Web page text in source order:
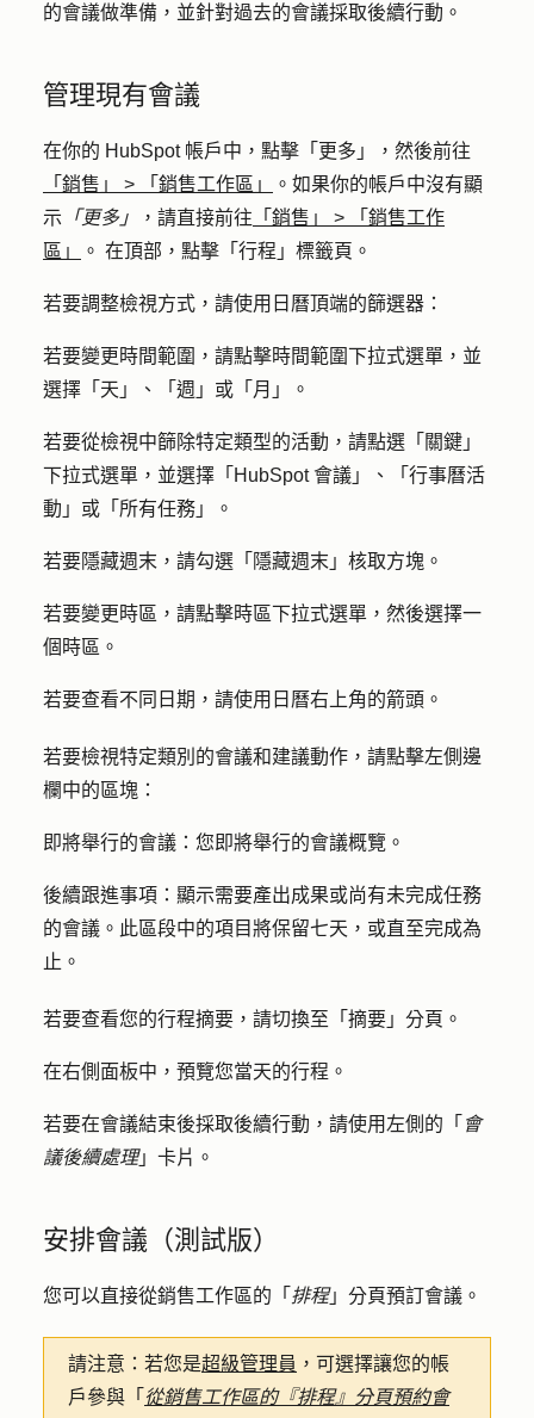
的會議做準備，並針對過去的會議採取後續行動。
管理現有會議
在你的 HubSpot 帳戶中，點擊 「更多」
，然後前往
「銷售」
> 「銷售工作區」
。如果你的帳戶中沒有顯
示 「更多」 ，請直接前往 「銷售」 >
「銷售工作
區」
。 在頂部，點擊「 行程 」標籤頁。
若要調整檢視方式，請使用日曆頂端的篩選器：
若要變更時間範圍，請點擊時間範圍下拉式選單，並
選擇「 天 」、「 週 」或「 月 」。
若要從檢視中篩除特定類型的活動，請點選「 關鍵 」
下拉式選單，並選擇「 HubSpot 會議 」、「 行事曆活
動 」或「 所有任務 」。
若要隱藏週末，請勾選「 隱藏週末 」核取方塊。
若要變更時區，請點擊時區下拉式選單，然後選擇一
個 時區 。
若要查看不同日期，請使用日曆右上角的箭頭 。
若要檢視特定類別的會議和建議動作，請點擊左側邊
欄中的區塊 ：
即將舉行的會議： 您即將舉行的會議概覽。
後續跟進事項： 顯示需要產出成果或尚有未完成任務
的會議。此區段中的項目將保留七天，或直至完成為
止。
若要查看您的行程摘要，請切換至「 摘要 」分頁。
在右側面板中，預覽您當天的行程。
若要在會議結束後採取後續行動，請使用左側的「 會
議後續處理」卡片。
安排會議（測試版）
您可以直接從銷售工作區的「 排程」分頁預訂會議。
請注意： 若您是超級管理員 ，可選擇讓您的帳
戶參與「 從銷售工作區的『排程』分頁預約會